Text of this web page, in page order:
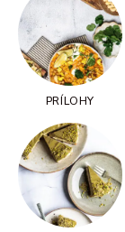
PRÍLOHY